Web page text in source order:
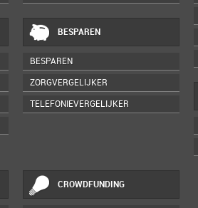
BESPAREN
BESPAREN
ZORGVERGELIJKER
TELEFONIEVERGELIJKER
CROWDFUNDING